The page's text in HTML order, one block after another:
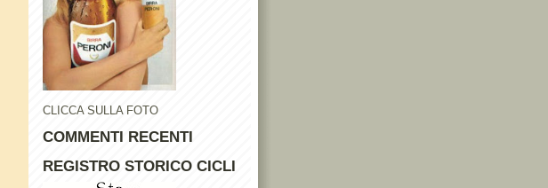
CLICCA SULLA FOTO
COMMENTI RECENTI
REGISTRO STORICO CICLI